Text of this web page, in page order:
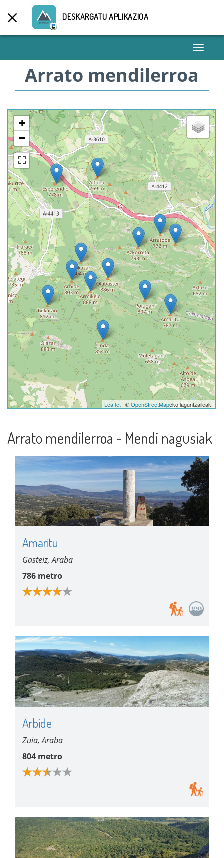
DESKARGATU APLIKAZIOA
Toggle
Arrato mendilerroa
+
−
Leaflet | ©OpenStreetMapeko laguntzaileak.
Arrato mendilerroa - Mendi nagusiak
Amaritu
Gasteiz, Araba
786 metro
Arbide
Zuia, Araba
804 metro